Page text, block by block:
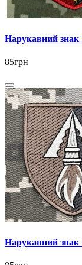
Нарукавний знак
85грн
Нарукавний знак